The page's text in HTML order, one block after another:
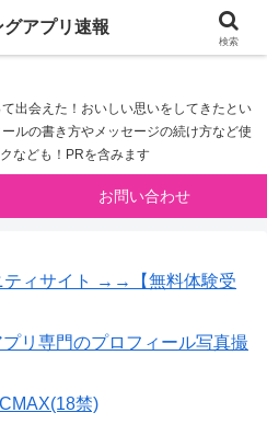
アプリ速報
出会えた！おいしい思いをしてきたとい
ルの書き方やメッセージの続け方など使
なども！PRを含みます
お問い合わせ
ティサイト →→【無料体験受
リ専門のプロフィール写真撮
禁)
グアプリ速報
検索